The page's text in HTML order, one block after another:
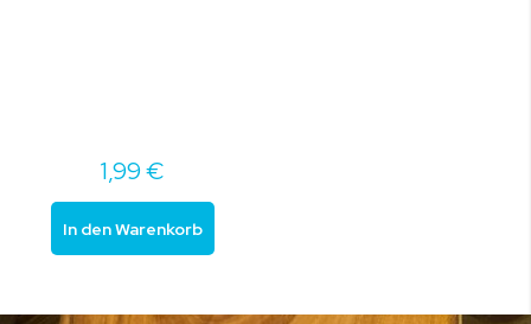
1,99 €
In den Warenkorb